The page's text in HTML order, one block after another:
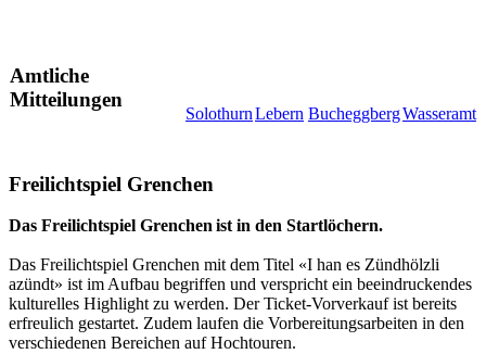
Amtliche
Mitteilungen
SolothurnLebern BucheggbergWasseramt
Freilichtspiel Grenchen
Das Freilichtspiel Grenchen ist in den Startlöchern.
Das Freilichtspiel Grenchen mit dem Titel «I han es Zündhölzli
azündt» ist im Aufbau begriffen und verspricht ein beeindruckendes
kulturelles Highlight zu werden. Der Ticket-Vorverkauf ist bereits
erfreulich gestartet. Zudem laufen die Vorbereitungsarbeiten in den
verschiedenen Bereichen auf Hochtouren.